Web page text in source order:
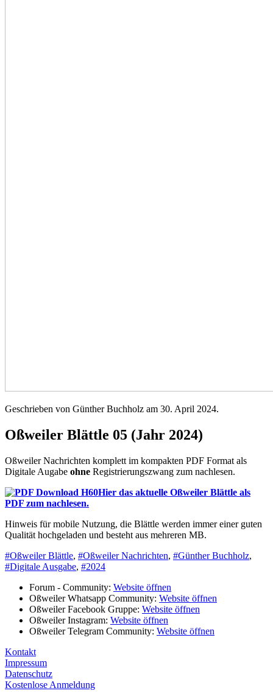
Geschrieben von Günther Buchholz am 30. April 2024.
Oßweiler Blättle 05 (Jahr 2024)
Oßweiler Nachrichten komplett im kompakten PDF Format als
Digitale Augabe ohne Registrierungszwang zum nachlesen.
Hier das aktuelle Oßweiler Blättle als
PDF zum nachlesen.
Hinweis für mobile Nutzung, die Blättle werden immer einer guten
Qualität hochgeladen und besteht aus mehreren MB.
#Oßweiler Blättle, #Oßweiler Nachrichten, #Günther Buchholz,
#Digitale Ausgabe, #2024
Forum - Community: Website öffnen
Oßweiler Whatsapp Community: Website öffnen
Oßweiler Facebook Gruppe: Website öffnen
Oßweiler Instagram: Website öffnen
Oßweiler Telegram Community: Website öffnen
Kontakt
Impressum
Datenschutz
Kostenlose Anmeldung